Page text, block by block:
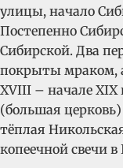
улицы, начало
Постепенно
Сибирской. Два
покрыты мраком,
XVIII – начале XIX
(большая церковь)
тёплая
копеечной свечи в